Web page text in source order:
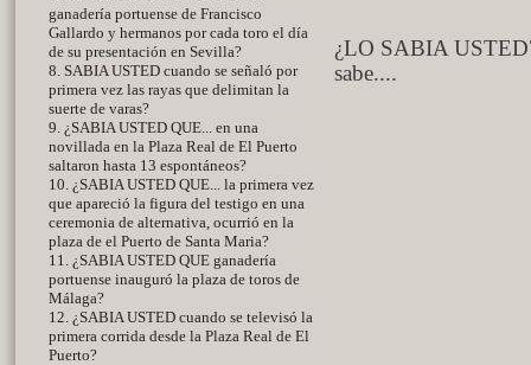
ganadería portuense de Francisco
Gallardo y hermanos por cada toro el día
de su presentación en Sevilla?
8. SABIA USTED cuando se señaló por
primera vez las rayas que delimitan la
suerte de varas?
9. ¿SABIA USTED QUE... en una
novillada en la Plaza Real de El Puerto
saltaron hasta 13 espontáneos?
10. ¿SABIA USTED QUE... la primera vez
que apareció la figura del testigo en una
ceremonia de alternativa, ocurrió en la
plaza de el Puerto de Santa Maria?
11. ¿SABIA USTED QUE ganadería
portuense inauguró la plaza de toros de
Málaga?
12. ¿SABIA USTED cuando se televisó la
primera corrida desde la Plaza Real de El
Puerto?
¿LO SABIA
sabe....